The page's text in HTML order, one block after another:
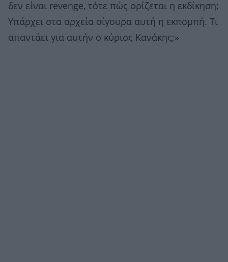
δεν είναι revenge, τότε πώς ορίζεται η εκδίκηση;
Υπάρχει στα αρχεία σίγουρα αυτή η εκπομπή. Τι
απαντάει για αυτήν ο κύριος Κανάκης;»